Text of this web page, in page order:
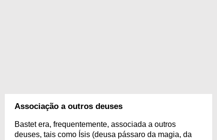
Associação a outros deuses
Bastet era, frequentemente, associada a outros
deuses, tais como Ísis (deusa pássaro da magia, da